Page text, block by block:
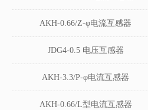
AKH-0.66/Z-φ电流互感器
JDG4-0.5 电压互感器
AKH-3.3/P-φ电流互感器
AKH-0.66/L型电流互感器